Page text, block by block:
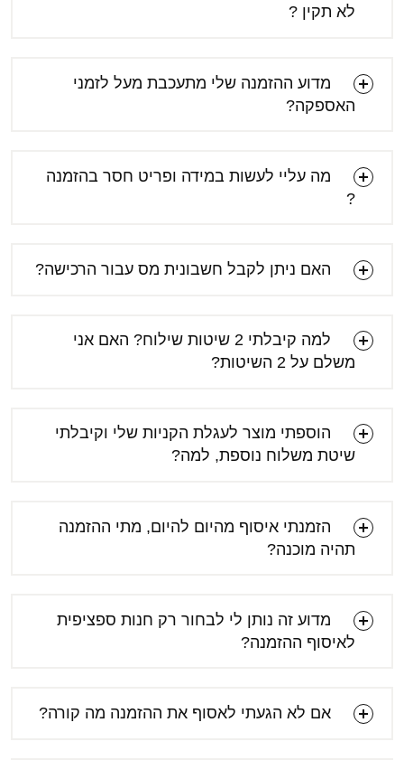
לא תקין ?
מדוע ההזמנה שלי מתעכבת מעל לזמני
האספקה?
[email protected]
מה עליי לעשות במידה ופריט חסר בהזמנה
?
האם ניתן לקבל חשבונית מס עבור הרכישה?
[email protected]
למה קיבלתי 2 שיטות שילוח? האם אני
משלם על 2 השיטות?
הוספתי מוצר לעגלת הקניות שלי וקיבלתי
שיטת משלוח נוספת, למה?
הזמנתי איסוף מהיום להיום, מתי ההזמנה
תהיה מוכנה?
מדוע זה נותן לי לבחור רק חנות ספציפית
לאיסוף ההזמנה?
אם לא הגעתי לאסוף את ההזמנה מה קורה?